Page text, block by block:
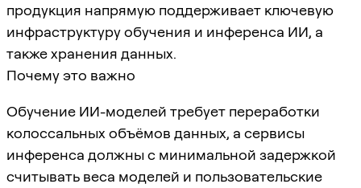
продукция напрямую поддерживает ключевую
инфраструктуру обучения и инференса ИИ, а
также хранения данных.
Почему это важно
Обучение ИИ-моделей требует переработки
колоссальных объёмов данных, а сервисы
инференса должны с минимальной задержкой
считывать веса моделей и пользовательские